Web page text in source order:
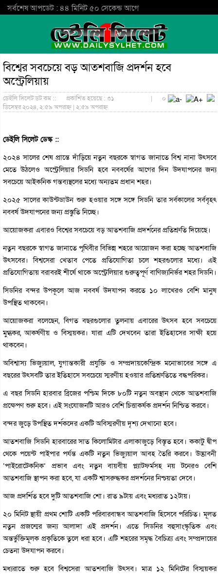
সর্বশেষ আপডেট : ৪৪ মিনিট ৫০ সেকেন্ড আগে
বিশ্বের সবচেয়ে বড় আতশবাজি প্রদর্শন হবে
অস্ট্রেলিয়ায়
ডেইলি সিলেট ডট কম ::
প্রকাশিত হয়েছে : ৩১
ডিসেম্বর ২০২৪, ২:৫৯ অপরাহ্ন | ২:৫৯ অপরাহ্ন
| ০
ডেইলি সিলেট ডেস্ক ::
২০২৪ সালের শেষ প্রান্তে দাঁড়িয়ে নতুন বছরকে স্বাগত জানাতে বিশ্ব নানা উৎসবে
মেতে উঠলেও অস্ট্রেলিয়ার সিডনি হবে নববর্ষের আগের দিন উদযাপনের জন্য
সবচেয়ে আইকনিক গন্তব্যস্থলের মধ্যে অন্যতম প্রধান শহর।
২০২৫ সালের কাউন্টডাউন শুরু হওয়ার সঙ্গে সঙ্গে সিডনি তার সর্বকালের সর্ববৃহৎ
নববর্ষ উদযাপনের জন্য প্রস্তুতি নিচ্ছে।
আয়োজকরা এবারও বিশ্বের সবচেয়ে বড় আতশবাজি প্রদর্শনের প্রতিশ্রুতি দিয়েছে।
নতুন বছরকে স্বাগত জানাতে পৃথিবীর বিভিন্ন শহরে আয়োজন করা হচ্ছে আতশবাজি
উৎসবের। বিশ্বসেরা খেতাব পেতে প্রতিযোগিতা চলে শহরগুলোর মধ্যে। এই
প্রতিযোগিতায় বরাবরই শীর্ষে থাকে অস্ট্রেলিয়ার গুরুত্বপূর্ণ বাণিজ্যনির্ভর শহর সিডনি।
সিডনির বন্দর উপকূলে আজ নববর্ষ উদযাপন করতে ১০ লাখেরও বেশি মানুষ
উপস্থিত থাকবেন।
আয়োজকরা বলেছেন, বিগত বছরগুলোর তুলনায় এবারের উৎসব হবে সবচেয়ে
মুগ্ধকর, আকর্ষণীয় ও বিস্ময়কর। যারা এটি দেখবেন তারা ইতিহাসের সাক্ষী হয়ে
থাকবেন।
অবিশ্বাস্য ভিজ্যুয়াল, যুগান্তকারী প্রযুক্তি ও সম্প্রদায়কেন্দ্রিক মনোভাবের সঙ্গে এ
বছরের উৎসবটি তার ইতিহাসে সবচেয়ে স্মরণীয় হওয়ার প্রতিশ্রুতিতে বদ্ধপরিকর।
এ বছর সিডনি হারবার ব্রিজের পশ্চিম দিকে ৮০টি নতুন অবস্থান থেকে আতশবাজি
প্রক্ষেপণ শুরু হবে। এই সংযোজনটি আরও বেশি চিত্তাকর্ষক প্রদর্শন নিশ্চিত করবে।
বন্দর জুড়ে উপস্থিত দর্শকদের একটি অবিস্মরণীয় দৃশ্য দেখানো হবে।
আতশবাজি সিডনি হারবারের সাত কিলোমিটার এলাকাজুড়ে বিস্তৃত হবে। ককাটু দ্বীপ
থেকে পয়েন্ট পাইপার পর্যন্ত একটি নতুন ভিজ্যুয়াল আবহ তৈরি করবে। উদ্ভাবনী
‘পাইরোটেকনিক’ প্রভাব এবং নতুন বায়বীয় প্ল্যাটফর্মসহ নয় টনেরও বেশি
আতশবাজি স্থাপন করা হবে, যা একটি শ্বাসরুদ্ধকর প্রদর্শনের নিশ্চয়তা দেবে।
আজ প্রদর্শিত হবে দুটি আতশবাজি শো। রাত ৯টায় এবং মধ্যরাত ১২টায়।
২০ মিনিট স্থায়ী প্রথম শোটি একটি পরিবারবান্ধব আতশবাজি হিসেবে পরিচিত। মূলত
নতুন প্রজন্মের জন্য আলাদা এই প্রদর্শন। এতে সিডনির বহুসাংস্কৃতিক এবং
অন্তর্ভুক্তিমূলক প্রকৃতিকে তুলে ধরা হবে। এটি শহরের সমৃদ্ধ বৈচিত্র্য এবং সম্প্রদায়ের
চেতনা উদযাপন করবে।
মধ্যরাতে শুরু হবে বিশ্বসেরা আতশবাজি উৎসব। মাত্র ১২ মিনিটের বিস্ময়কর